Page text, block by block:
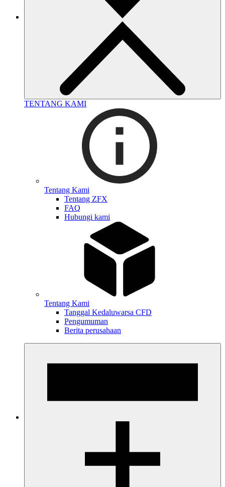
TENTANG KAMI
Tentang Kami
Tentang ZFX
FAQ
Hubungi kami
Tentang Kami
Tanggal Kedaluwarsa CFD
Pengumuman
Berita perusahaan